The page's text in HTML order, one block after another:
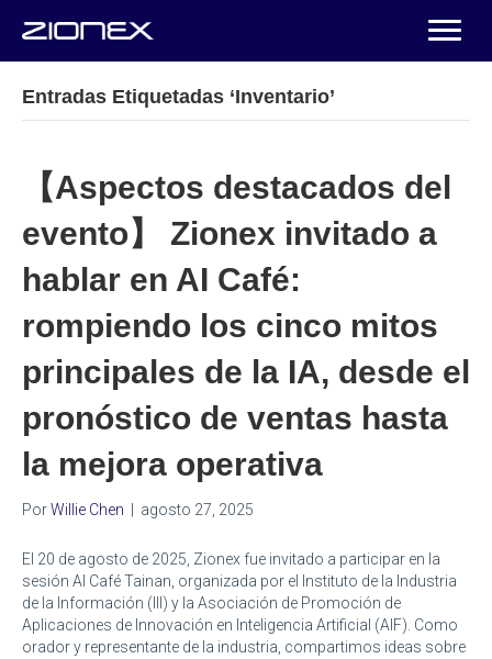
Entradas Etiquetadas ‘Inventario’
【Aspectos destacados del
evento】 Zionex invitado a
hablar en AI Café:
rompiendo los cinco mitos
principales de la IA, desde el
pronóstico de ventas hasta
la mejora operativa
PorWillie Chen agosto 27, 2025
El 20 de agosto de 2025, Zionex fue invitado a participar en la
sesión AI Café Tainan, organizada por el Instituto de la Industria
de la Información (III) y la Asociación de Promoción de
Aplicaciones de Innovación en Inteligencia Artificial (AIF). Como
orador y representante de la industria, compartimos ideas sobre